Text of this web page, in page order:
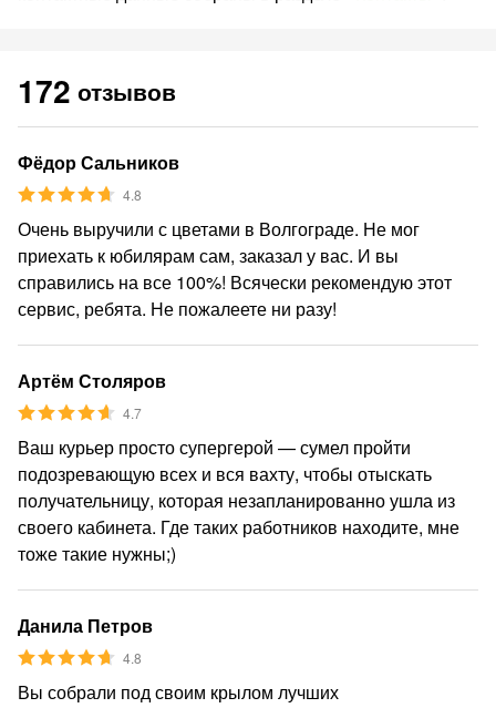
172 отзывов
Фёдор Сальников
4.8
Очень выручили с цветами в Волгограде. Не мог
приехать к юбилярам сам, заказал у вас. И вы
справились на все 100%! Всячески рекомендую этот
сервис, ребята. Не пожалеете ни разу!
Артём Столяров
4.7
Ваш курьер просто супергерой — сумел пройти
подозревающую всех и вся вахту, чтобы отыскать
получательницу, которая незапланированно ушла из
своего кабинета. Где таких работников находите, мне
тоже такие нужны;)
Данила Петров
4.8
Вы собрали под своим крылом лучших